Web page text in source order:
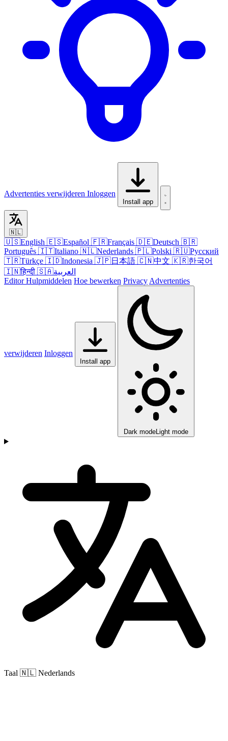
Advertenties verwijderen Inloggen
Install app
🇳🇱
🇺🇸English 🇪🇸Español 🇫🇷Français 🇩🇪Deutsch 🇧🇷
Português 🇮🇹Italiano 🇳🇱Nederlands 🇵🇱Polski 🇷🇺Русский
🇹🇷Türkçe 🇮🇩Indonesia 🇯🇵日本語 🇨🇳中文 🇰🇷한국어
🇮🇳हिन्दी 🇸🇦العربية
EditorHulpmiddelen Hoe bewerken Privacy Advertenties
verwijderen Inloggen
Install app
Dark modeLight mode
Taal 🇳🇱 Nederlands